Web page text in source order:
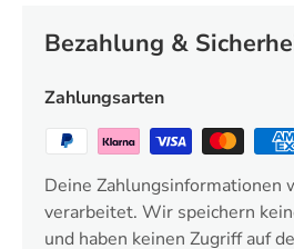
Bezahlung &
Zahlungsarten
Deine Zahlungsinformationen
verarbeitet. Wir speichern
und haben keinen Zugriff auf